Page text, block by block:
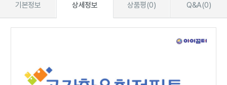
기본정보 상세정보 상품평(0) Q&A(0)